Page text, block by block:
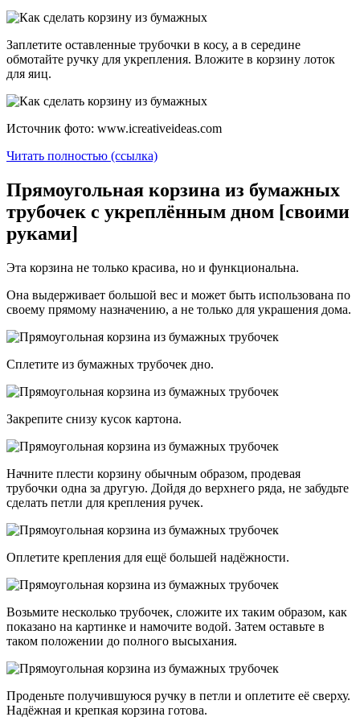
Заплетите оставленные трубочки в косу, а в середине
обмотайте ручку для укрепления. Вложите в корзину лоток
для яиц.
Источник фото: www.icreativeideas.com
Читать полностью (ссылка)
Прямоугольная корзина из бумажных
трубочек с укреплённым дном [своими
руками]
Эта корзина не только красива, но и функциональна.
Она выдерживает большой вес и может быть использована по
своему прямому назначению, а не только для украшения дома.
Сплетите из бумажных трубочек дно.
Закрепите снизу кусок картона.
Начните плести корзину обычным образом, продевая
трубочки одна за другую. Дойдя до верхнего ряда, не забудьте
сделать петли для крепления ручек.
Оплетите крепления для ещё большей надёжности.
Возьмите несколько трубочек, сложите их таким образом, как
показано на картинке и намочите водой. Затем оставьте в
таком положении до полного высыхания.
Проденьте получившуюся ручку в петли и оплетите её сверху.
Надёжная и крепкая корзина готова.